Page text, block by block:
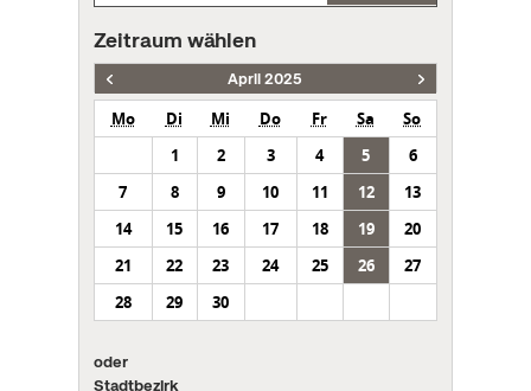
Zeitraum wählen
April 2025
Mo Di Mi Do Fr Sa
So
1
2 3 4 5
6
7
8 9 10 11 12
13
14
15 16 17 18 19
20
21
22 23 24 25 26
27
28
29 30
oder
Stadtbezirk